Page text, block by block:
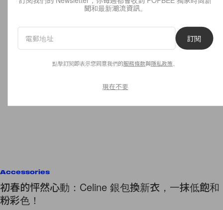
Accessories
初春的怦然心動：Celine 銀包換新衣，一抹低飽和
粉彩色！
聞和最新潮流資訊。
訂閱
點擊訂閱即表示您同意我們的服務條款與隱私政策
現在不要